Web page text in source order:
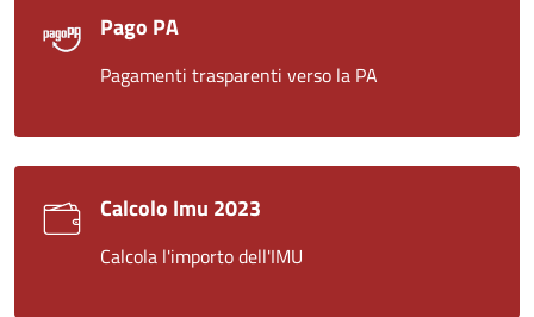
Pago PA
Pagamenti trasparenti verso la PA
Calcolo Imu 2023
Calcola l'importo dell'IMU